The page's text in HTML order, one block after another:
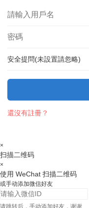
安全提問(未設置請忽略)
還沒有註冊？
×
扫描二维码
×
使用 WeChat 扫描二维码
或手动添加微信好友
请跳转后，手动添加好友，谢谢